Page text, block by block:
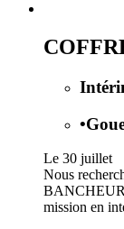
•
Le 30 juillet
Nous
mission en